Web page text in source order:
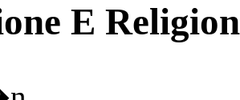
E